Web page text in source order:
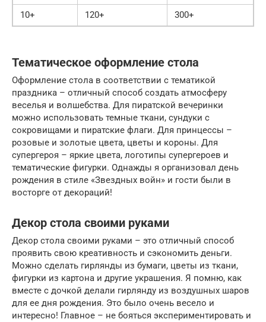
10+
120+ 300+
Тематическое оформление стола
Оформление стола в соответствии с тематикой
праздника – отличный способ создать атмосферу
веселья и волшебства. Для пиратской вечеринки
можно использовать темные ткани, сундуки с
сокровищами и пиратские флаги. Для принцессы –
розовые и золотые цвета, цветы и короны. Для
супергероя – яркие цвета, логотипы супергероев и
тематические фигурки. Однажды я организовал день
рождения в стиле «Звездных войн» и гости были в
восторге от декораций!
Декор стола своими руками
Декор стола своими руками – это отличный способ
проявить свою креативность и сэкономить деньги.
Можно сделать гирлянды из бумаги, цветы из ткани,
фигурки из картона и другие украшения. Я помню, как
вместе с дочкой делали гирлянду из воздушных шаров
для ее дня рождения. Это было очень весело и
интересно! Главное – не бояться экспериментировать и